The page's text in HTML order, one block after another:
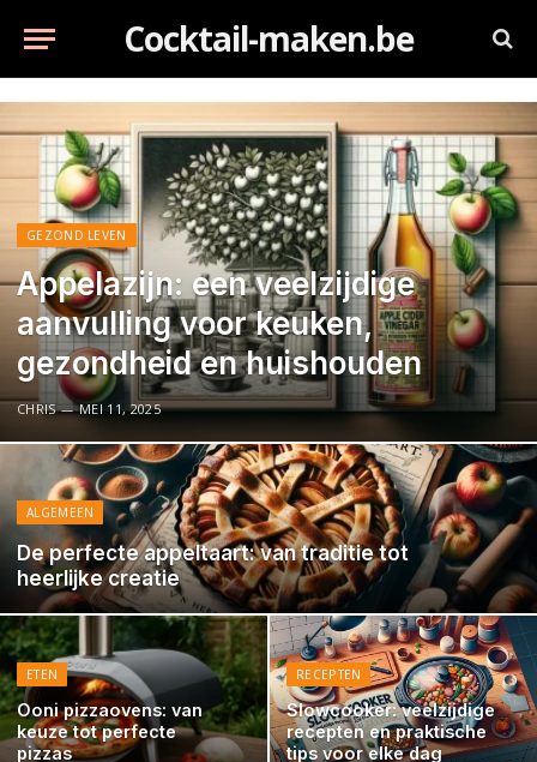
Cocktail-maken.be
GEZOND LEVEN
Appelazijn: een veelzijdige
aanvulling voor keuken,
gezondheid en huishouden
CHRIS MEI 11, 2025
ALGEMEEN
De perfecte appeltaart: van traditie tot
heerlijke creatie
ETEN
Ooni pizzaovens: van
keuze tot perfecte
pizzas
RECEPTEN
Slowcooker: veelzijdige
recepten en praktische
tips voor elke dag